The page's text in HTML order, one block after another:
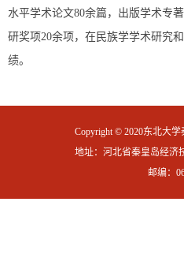
水平学术论文80余篇，出版学术专
研奖项20余项，在民族学学术研究
绩。
Copyright © 2020东北大
地址：河北省秦皇岛经济
邮编：